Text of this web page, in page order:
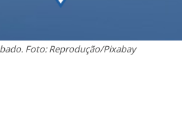
Foto: Reprodução/Pixabay